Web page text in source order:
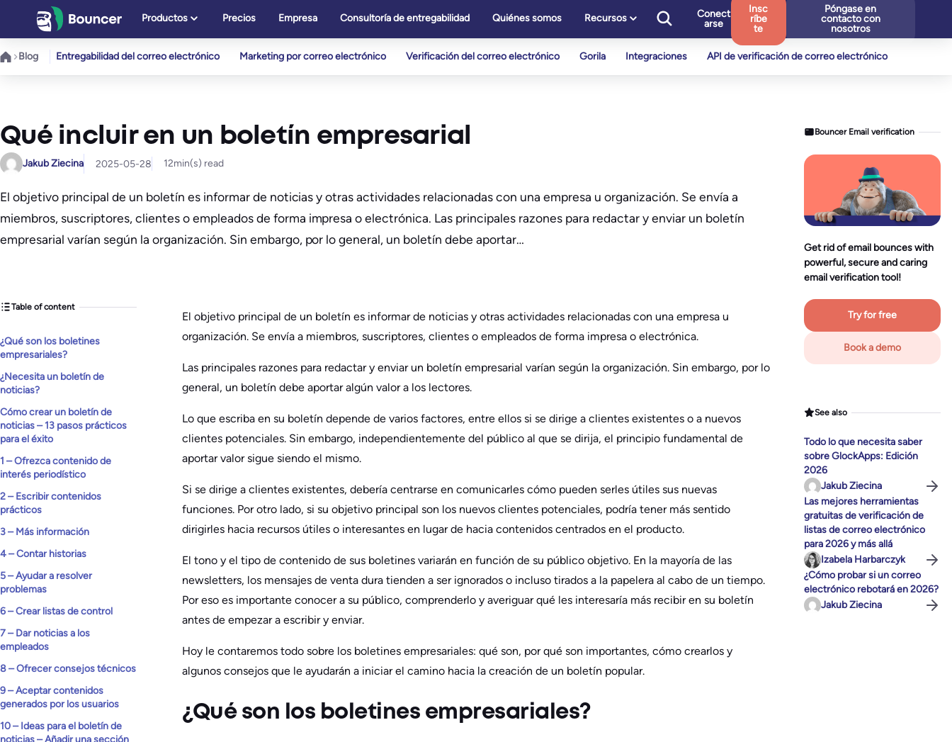
contenido
Productos Precios Empresa Consultoría de entregabilidad Quiénes somos Recursos
Conect
arse
Insc
ríbe
te
Póngase en
contacto con
nosotros
Blog Entregabilidad del correo electrónico Marketing por correo electrónico Verificación del correo electrónico Gorila Integraciones API de verificación de correo electrónico
Qué incluir en un boletín empresarial
Jakub Ziecina 2025-05-28 12min(s) read
El objetivo principal de un boletín es informar de noticias y otras actividades relacionadas con una empresa u organización. Se envía a
miembros, suscriptores, clientes o empleados de forma impresa o electrónica. Las principales razones para redactar y enviar un boletín
empresarial varían según la organización. Sin embargo, por lo general, un boletín debe aportar…
Table of content
¿Qué son los boletines
empresariales?
¿Necesita un boletín de
noticias?
Cómo crear un boletín de
noticias – 13 pasos prácticos
para el éxito
1 – Ofrezca contenido de
interés periodístico
2 – Escribir contenidos
prácticos
3 – Más información
4 – Contar historias
5 – Ayudar a resolver
problemas
6 – Crear listas de control
7 – Dar noticias a los
empleados
8 – Ofrecer consejos técnicos
9 – Aceptar contenidos
generados por los usuarios
10 – Ideas para el boletín de
noticias – Añadir una sección
El objetivo principal de un boletín es informar de noticias y otras actividades relacionadas con una empresa u
organización. Se envía a miembros, suscriptores, clientes o empleados de forma impresa o electrónica.
Las principales razones para redactar y enviar un boletín empresarial varían según la organización. Sin embargo, por lo
general, un boletín debe aportar algún valor a los lectores.
Lo que escriba en su boletín depende de varios factores, entre ellos si se dirige a clientes existentes o a nuevos
clientes potenciales. Sin embargo, independientemente del público al que se dirija, el principio fundamental de
aportar valor sigue siendo el mismo.
Si se dirige a clientes existentes, debería centrarse en comunicarles cómo pueden serles útiles sus nuevas
funciones. Por otro lado, si su objetivo principal son los nuevos clientes potenciales, podría tener más sentido
dirigirles hacia recursos útiles o interesantes en lugar de hacia contenidos centrados en el producto.
El tono y el tipo de contenido de sus boletines variarán en función de su público objetivo. En la mayoría de las
newsletters, los mensajes de venta dura tienden a ser ignorados o incluso tirados a la papelera al cabo de un tiempo.
Por eso es importante conocer a su público, comprenderlo y averiguar qué les interesaría más recibir en su boletín
antes de empezar a escribir y enviar.
Hoy le contaremos todo sobre los boletines empresariales: qué son, por qué son importantes, cómo crearlos y
algunos consejos que le ayudarán a iniciar el camino hacia la creación de un boletín popular.
¿Qué son los boletines empresariales?
Bouncer Email verification
Get rid of email bounces with
powerful, secure and caring
email verification tool!
Try for free
Book a demo
See also
Todo lo que necesita saber
sobre GlockApps: Edición
2026
Jakub Ziecina
Las mejores herramientas
gratuitas de verificación de
listas de correo electrónico
para 2026 y más allá
Izabela Harbarczyk
¿Cómo probar si un correo
electrónico rebotará en 2026?
Jakub Ziecina